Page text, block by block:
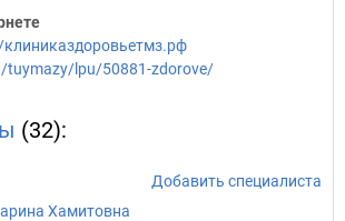
клиниказдоровьетмз.рф
/tuymazy/lpu/50881-zdorove/
(32):
Добавить специалиста
Хамитовна